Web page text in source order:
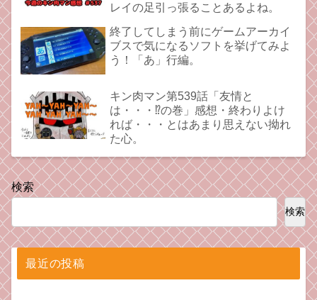
レイの足引っ張ることあるよね。
終了してしまう前にゲームアーカイ
ブスで気になるソフトを挙げてみよ
う！「あ」行編。
キン肉マン第539話「友情と
は・・・⁉︎の巻」感想・終わりよけ
れば・・・とはあまり思えない拗れ
た心。
検索
検索
最近の投稿